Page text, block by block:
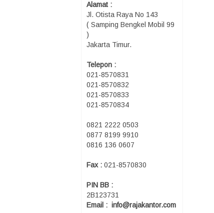
Alamat :
Jl. Otista Raya No 143
( Samping Bengkel Mobil 99
)
Jakarta Timur.
Telepon :
021-8570831
021-8570832
021-8570833
021-8570834
0821 2222 0503
0877 8199 9910
0816 136 0607
Fax : 021-8570830
PIN BB :
2B123731
Email : info@rajakantor.com